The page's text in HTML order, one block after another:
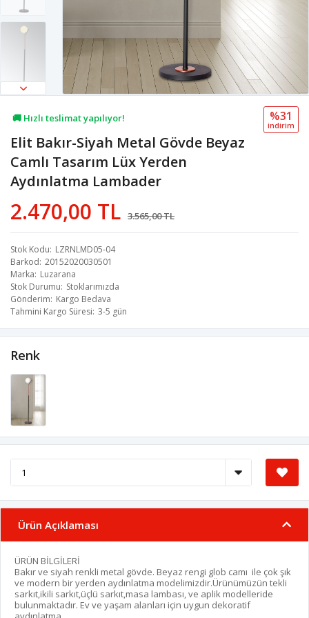
💖 64,4B kişi favoriledi!
💸 Sepette 100 TL indirim!
Elit Bakır-Siyah Metal Gövde Beyaz
Camlı Tasarım Lüx Yerden
Aydınlatma Lambader
2.470,00 TL 3.565,00 TL
%31
i̇ndi̇ri̇m
Stok Kodu LZRNLMD05-04
Barkod 20152020030501
Marka Luzarana
Stok Durumu Stoklarımızda
Gönderim Kargo Bedava
Tahmini Kargo Süresi 3-5 gün
Renk
Ürün Açıklaması
ÜRÜN BİLGİLERİ
Bakır ve siyah renkli metal gövde. Beyaz rengi glob camı ile çok şık
ve modern bir yerden aydınlatma modelimizdir.Ürünümüzün tekli
sarkıt,ikili sarkıt,üçlü sarkıt,masa lambası, ve aplik modelleride
bulunmaktadır. Ev ve yaşam alanları için uygun dekoratif